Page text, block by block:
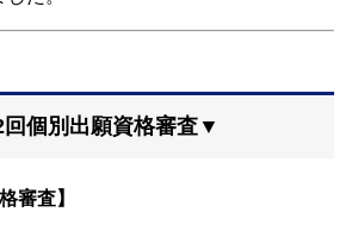
個別出願資格審査▼
審査】